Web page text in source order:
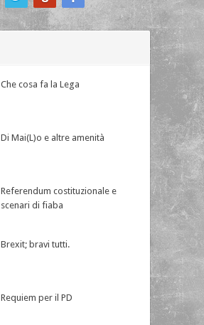
Che cosa fa la Lega
Di Mai(L)o e altre amenità
Referendum costituzionale e
scenari di fiaba
Brexit; bravi tutti.
Requiem per il PD